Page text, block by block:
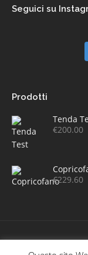
Seguici su
Prodotti
Tenda
€200.00
€229.60